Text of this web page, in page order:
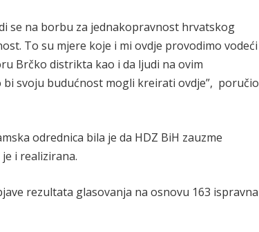
se na borbu za jednakopravnost hrvatskog
To su mjere koje i mi ovdje provodimo vodeći
Brčko distrikta kao i da ljudi na ovim
svoju budućnost mogli kreirati ovdje”, poručio
odrednica bila je da HDZ BiH zauzme
i realizirana.
rezultata glasovanja na osnovu 163 ispravna